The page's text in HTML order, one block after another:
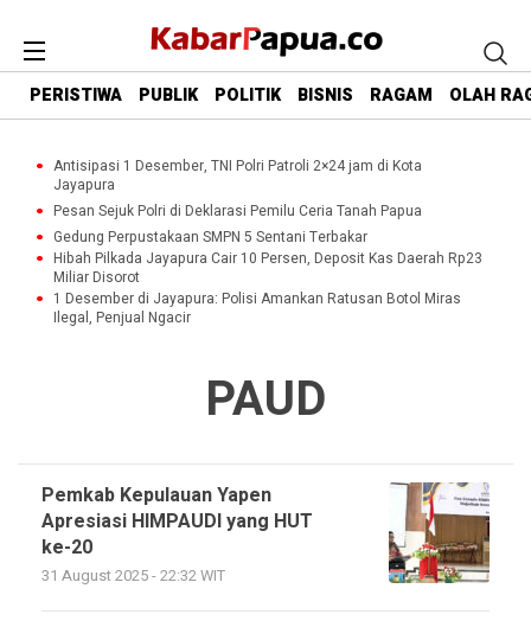
PERISTIWA PUBLIK POLITIK BISNIS RAGAM OLAH
Antisipasi 1 Desember, TNI Polri Patroli 2×24 jam di Kota
Jayapura
Pesan Sejuk Polri di Deklarasi Pemilu Ceria Tanah Papua
Gedung Perpustakaan SMPN 5 Sentani Terbakar
Hibah Pilkada Jayapura Cair 10 Persen, Deposit Kas Daerah Rp23
Miliar Disorot
1 Desember di Jayapura: Polisi Amankan Ratusan Botol Miras
Ilegal, Penjual Ngacir
PAUD
Pemkab Kepulauan Yapen
Apresiasi HIMPAUDI yang HUT
ke-20
31 August 2025 - 22:32 WIT